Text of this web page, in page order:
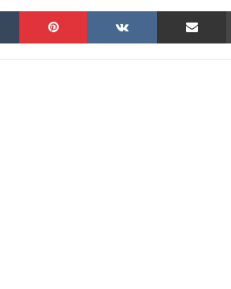
Tumblr Pinterest VKontakte